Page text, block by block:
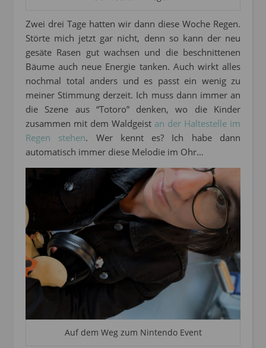
Zwei drei Tage hatten wir dann diese Woche Regen.
Störte mich jetzt gar nicht, denn so kann der neu
gesäte Rasen gut wachsen und die beschnittenen
Bäume auch neue Energie tanken. Auch wirkt alles
nochmal total anders und es passt ein wenig zu
meiner Stimmung derzeit. Ich muss dann immer an
die Szene aus “Totoro” denken, wo die Kinder
zusammen mit dem Waldgeist an der Haltestelle im
Regen stehen. Wer kennt es? Ich habe dann
automatisch immer diese Melodie im Ohr…
Auf dem Weg zum Nintendo Event